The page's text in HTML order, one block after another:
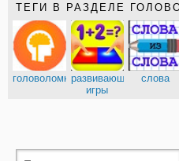
ТЕГИ В РАЗДЕЛЕ
головоломкиразвивающие
игры
слова